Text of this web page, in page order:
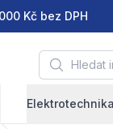
Kč bez DPH
Hledat
Elektrotechnika